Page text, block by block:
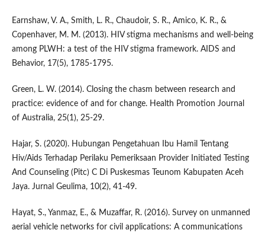
Earnshaw, V. A., Smith, L. R., Chaudoir, S. R., Amico, K. R., &
Copenhaver, M. M. (2013). HIV stigma mechanisms and well-being
among PLWH: a test of the HIV stigma framework. AIDS and
Behavior, 17(5), 1785-1795.
Green, L. W. (2014). Closing the chasm between research and
practice: evidence of and for change. Health Promotion Journal
of Australia, 25(1), 25-29.
Hajar, S. (2020). Hubungan Pengetahuan Ibu Hamil Tentang
Hiv/Aids Terhadap Perilaku Pemeriksaan Provider Initiated Testing
And Counseling (Pitc) C Di Puskesmas Teunom Kabupaten Aceh
Jaya. Jurnal Geulima, 10(2), 41-49.
Hayat, S., Yanmaz, E., & Muzaffar, R. (2016). Survey on unmanned
aerial vehicle networks for civil applications: A communications